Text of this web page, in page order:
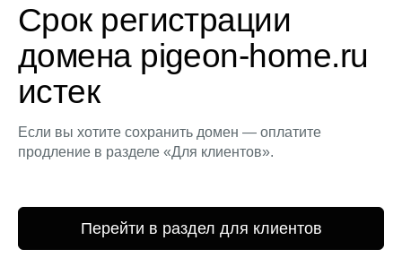
Срок регистрации
домена pigeon-home.ru
истек
Если вы хотите сохранить домен — оплатите
продление в разделе «Для клиентов».
Перейти в раздел для клиентов